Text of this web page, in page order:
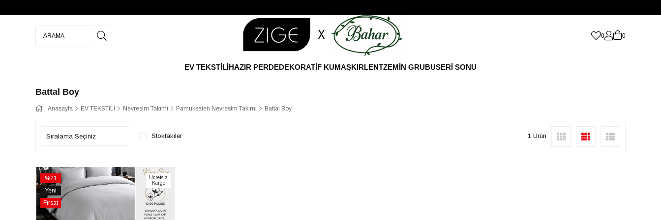
0 0
EV TEKSTİLİHAZIR PERDEDEKORATİF KUMAŞKIRLENTZEMİN GRUBUSERİ SONU
Battal Boy
Anasayfa EV TEKSTİLİ Nevresim Takımı Pamuksaten Nevresim Takımı Battal Boy
Stoktakiler 1 Ürün
%21
İndirim
%21İndirim
Yeni
Ürün
Fırsat
Ürünü
Ücretsiz
Kargo